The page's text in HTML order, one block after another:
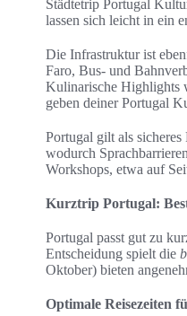
Städtetrip Portugal
lassen sich leicht in ein
Die Infrastruktur ist
Faro, Bus- und
Kulinarische Highlights
geben deiner Portugal
Portugal gilt als
wodurch
Workshops, etwa auf
Kurztrip Portugal:
Portugal passt gut zu
Entscheidung spielt die
Oktober) bieten
Optimale Reisezeiten